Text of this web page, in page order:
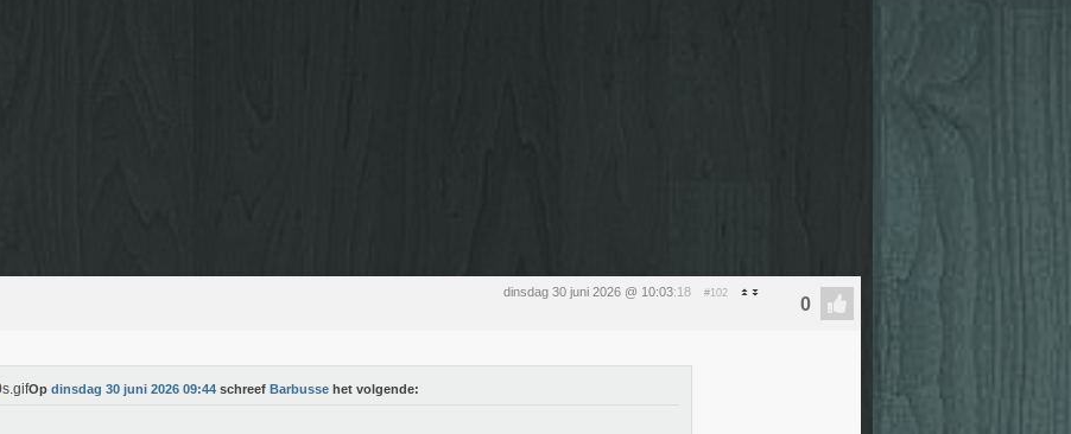
dinsdag 30 juni 2026 @ 10:03:18 #102
Op dinsdag 30 juni 2026 09:44 schreef Barbusse het volgende: